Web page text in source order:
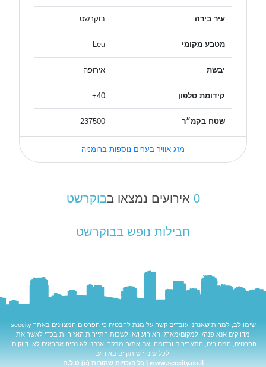
עיר בירה בוקרשט
מטבע מקומי Leu
יבשת אירופה
קידומת טלפון 40+
שטח בקמ״ר 237500
מזג אוויר בערים נוספות ברומניה
0 אירועים נמצאו בבוקרשט
חבילות נופש בבוקרשט
שימו לב, למרות שאנחנו עובדים קשה על מנת להבטיח כי הפרטים המצוינים באתרseecity
מדויקים אנא פנה/י למקום/מארגן האירוע ו/או לשכות התיירות האזוריות בכדי לאשר את
הפרטים, המחירים, התאריכים וכדומה, אם את/ה מבקר. אנחנו לא נהיה אחראים לאי דיוקים,
ולכל שינויי שיתקיים באירוע.
www.seecity.co.il | כל הזכויות שמורות (c) ט.ל.ח